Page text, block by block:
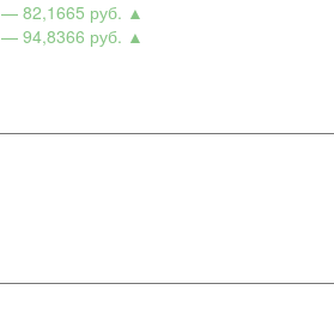
— 82,1665 руб. ▲
— 94,8366 руб. ▲